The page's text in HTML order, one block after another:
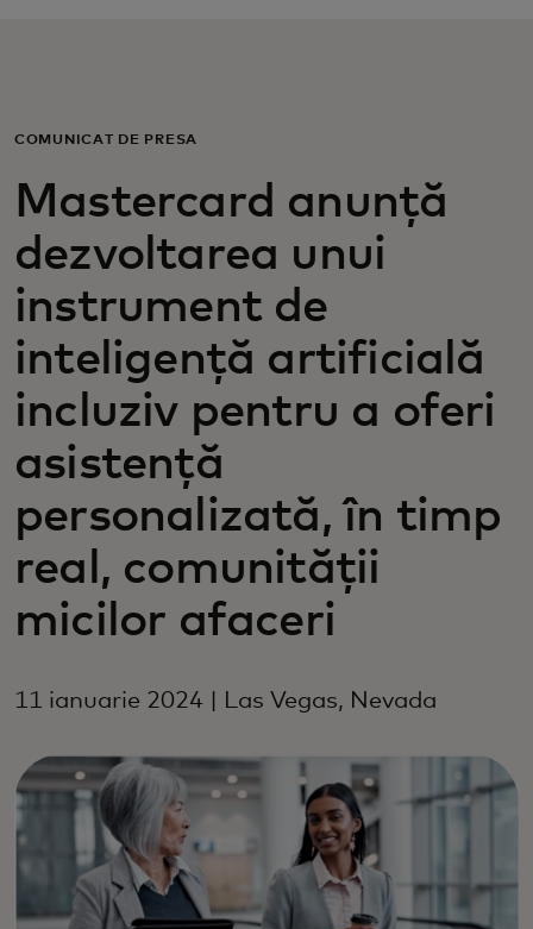
Pentru întreaga lume
Pentru inovatori
Știri și tendințe
COMUNICAT DE PRESĂ
Mastercard anunță
dezvoltarea unui
instrument de
inteligență artificială
incluziv pentru a oferi
asistență
personalizată, în timp
real, comunității
micilor afaceri
11 ianuarie 2024 | Las Vegas, Nevada